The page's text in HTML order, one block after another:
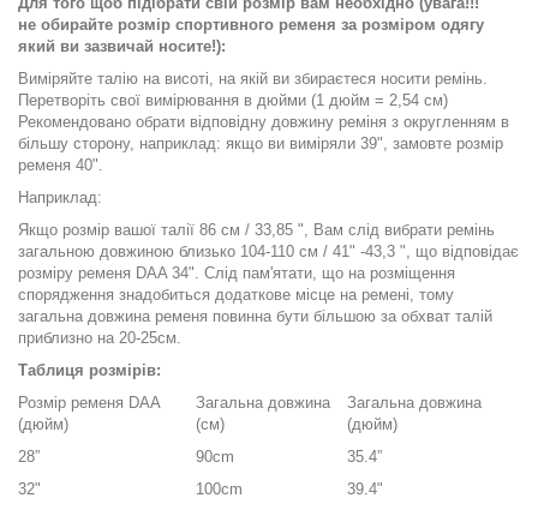
не обирайте розмір спортивного ременя за розміром одягу
який ви зазвичай носите!):
Виміряйте талію на висоті, на якій ви збираєтеся носити ремінь.
Перетворіть свої вимірювання в дюйми (1 дюйм = 2,54 см)
Рекомендовано обрати відповідну довжину реміня з округленням в
більшу сторону, наприклад: якщо ви виміряли 39", замовте розмір
ременя 40".
Наприклад:
Якщо розмір вашої талії 86 см / 33,85 ", Вам слід вибрати ремінь
загальною довжиною близько 104-110 см / 41" -43,3 ", що відповідає
розміру ременя DAA 34". Слід пам'ятати, що на розміщення
спорядження знадобиться додаткове місце на ремені, тому
загальна довжина ременя повинна бути більшою за обхват талій
приблизно на 20-25см.
Таблиця розмірів:
Розмір ременя DAA
(дюйм)
Загальна довжина
(см)
Загальна довжина
(дюйм)
28”
90cm
35.4”
32"
100cm
39.4"